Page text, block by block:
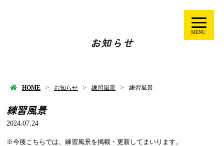
MENU
お知らせ
HOME お知らせ 練習風景 練習風景
練習風景
2024.07.24
※今後こちらでは、練習風景を掲載・更新してまいります。